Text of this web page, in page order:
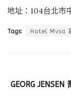
地址：104台北市
Tags: Hotel Mvsa
GEORG